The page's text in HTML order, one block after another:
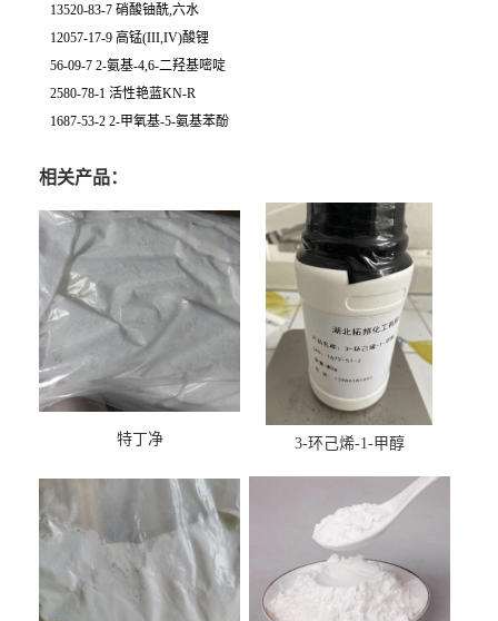
13520-83-7 硝酸铀酰,六水
12057-17-9 高锰(III,IV)酸锂
56-09-7 2-氨基-4,6-二羟基嘧啶
2580-78-1 活性艳蓝KN-R
1687-53-2 2-甲氧基-5-氨基苯酚
相关产品：
特丁净 3-环己烯-1-甲醇